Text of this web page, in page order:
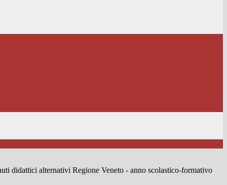
didattici alternativi Regione Veneto - anno scolastico-formativo